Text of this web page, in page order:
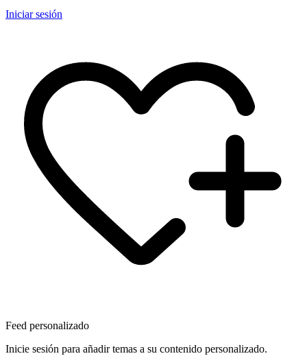
Iniciar sesión
Feed personalizado
Inicie sesión para añadir temas a su contenido personalizado.